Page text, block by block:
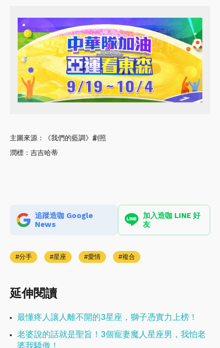
主圖來源：《我們的藍調》劇照
潤標：吉吉哈蒂
追蹤造咖 Google
News
加入造咖 LINE 好
友
分手 星座 愛情 複合
延伸閱讀
最懂疼人讓人離不開的3星座，獅子憑實力上榜！
老婆說的話就是聖旨！3個寵妻魔人星座男，我怕老
婆我驕傲！